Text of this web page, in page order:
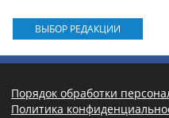
ВЫБОР РЕДАКЦИИ
Порядок обработки
Политика